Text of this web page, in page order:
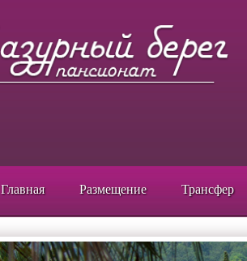
Главная Размещение Трансфер